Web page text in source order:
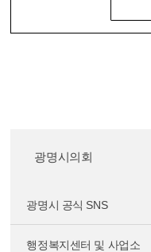
광명시의회
광명시 공식 SNS
행정복지센터 및 사업소